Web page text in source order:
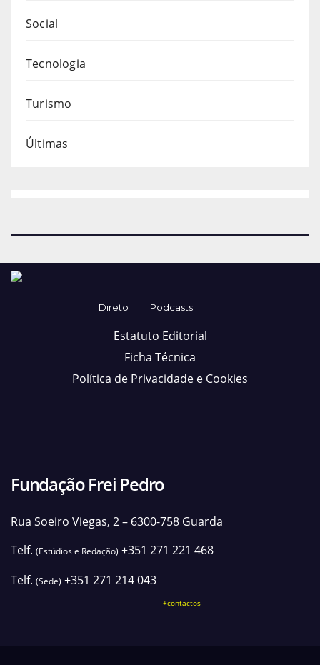
Social
Tecnologia
Turismo
Últimas
Direto Podcasts
Estatuto Editorial
Ficha Técnica
Política de Privacidade e Cookies
Fundação Frei Pedro
Rua Soeiro Viegas, 2 – 6300-758 Guarda
Telf. (Estúdios e Redação) +351 271 221 468
Telf. (Sede) +351 271 214 043
+contactos